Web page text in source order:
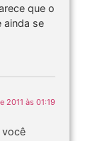
que o
ainda se
2011 às 01:19
você